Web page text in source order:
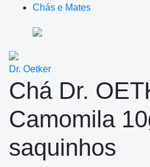
Chás e Mates
Dr. Oetker
Chá Dr.
Camomila
saquinhos